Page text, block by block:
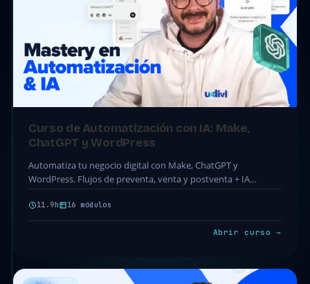
Curso de Automatización con IA: Make,
ChatGPT y WordPress
Automatiza tu negocio digital con Make, ChatGPT y
WordPress. Flujos de preventa, venta y postventa + IA
aplicada. 16 módulos · 83 clases.
11.9h 16 módulos
Abrir curso →